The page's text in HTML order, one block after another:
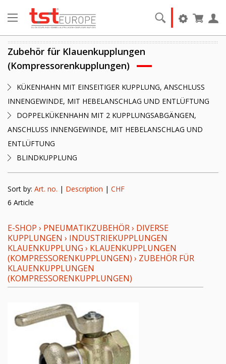
Zubehör für Klauenkupplungen
(Kompressorenkupplungen)
KÜKENHAHN MIT EINSEITIGER KUPPLUNG, ANSCHLUSS
INNENGEWINDE, MIT HEBELANSCHLAG UND ENTLÜFTUNG
DOPPELKÜKENHAHN MIT 2 KUPPLUNGSABGÄNGEN,
ANSCHLUSS INNENGEWINDE, MIT HEBELANSCHLAG UND
ENTLÜFTUNG
BLINDKUPPLUNG
Sort by: Art. no. | Description | CHF
6 Article
E-SHOP › PNEUMATIKZUBEHÖR› DIVERSE
KUPPLUNGEN › INDUSTRIEKUPPLUNGEN
KLAUENKUPPLUNG › KLAUENKUPPLUNGEN
(KOMPRESSORENKUPPLUNGEN) › ZUBEHÖR FÜR
KLAUENKUPPLUNGEN
(KOMPRESSORENKUPPLUNGEN)